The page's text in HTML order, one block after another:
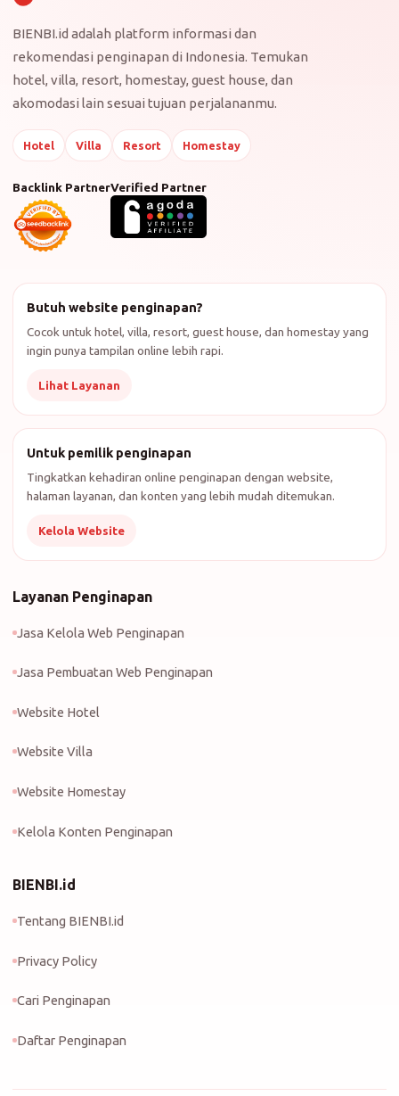
BIENBI.id adalah platform informasi dan
rekomendasi penginapan di Indonesia. Temukan
hotel, villa, resort, homestay, guest house, dan
akomodasi lain sesuai tujuan perjalananmu.
Hotel Villa Resort Homestay
Backlink PartnerVerified Partner
Butuh website penginapan?
Cocok untuk hotel, villa, resort, guest house, dan homestay yang
ingin punya tampilan online lebih rapi.
Lihat Layanan
Untuk pemilik penginapan
Tingkatkan kehadiran online penginapan dengan website,
halaman layanan, dan konten yang lebih mudah ditemukan.
Kelola Website
Layanan Penginapan
Jasa Kelola Web Penginapan
Jasa Pembuatan Web Penginapan
Website Hotel
Website Villa
Website Homestay
Kelola Konten Penginapan
BIENBI.id
Tentang BIENBI.id
Privacy Policy
Cari Penginapan
Daftar Penginapan